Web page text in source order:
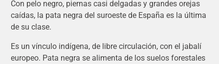
Con pelo negro, piernas casi delgadas y grandes orejas
caídas, la pata negra del suroeste de España es la última
de su clase.
Es un vínculo indígena, de libre circulación, con el jabalí
europeo. Pata negra se alimenta de los suelos forestales